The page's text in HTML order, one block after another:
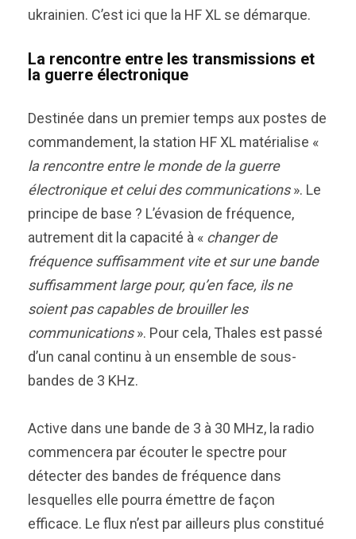
ukrainien. C’est ici que la HF XL se démarque.
La rencontre entre les transmissions et
la guerre électronique
Destinée dans un premier temps aux postes de
commandement, la station HF XL matérialise «
la rencontre entre le monde de la guerre
électronique et celui des communications». Le
principe de base ? L’évasion de fréquence,
autrement dit la capacité à « changer de
fréquence suffisamment vite et sur une bande
suffisamment large pour, qu’en face, ils ne
soient pas capables de brouiller les
communications». Pour cela, Thales est passé
d’un canal continu à un ensemble de sous-
bandes de 3 KHz.
Active dans une bande de 3 à 30 MHz, la radio
commencera par écouter le spectre pour
détecter des bandes de fréquence dans
lesquelles elle pourra émettre de façon
efficace. Le flux n’est par ailleurs plus constitué